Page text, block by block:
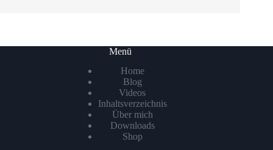
Menü
Home
Blog
Videos
Inhaltsverzeichnis
Über mich
Downloads
Shop